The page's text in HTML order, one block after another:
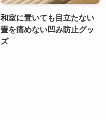
和室に置いても目立たない
畳を痛めない凹み防止グッ
ズ